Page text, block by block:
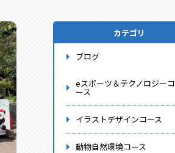
カテゴリ
ブログ
eスポーツ＆テクノロジーコ
ース
イラストデザインコース
動物自然環境コース